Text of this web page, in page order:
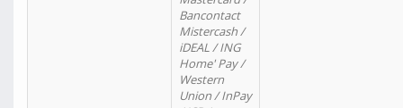
Bancontact
Mistercash /
iDEAL / ING
Home' Pay /
Western
Union / InPay